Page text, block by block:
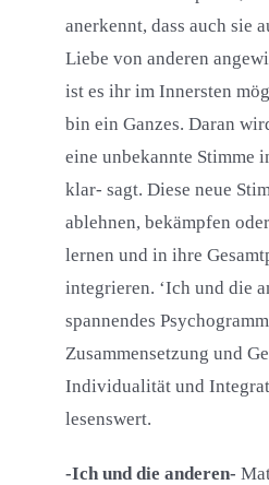
anerkennt, dass auch sie
Liebe von anderen
ist es ihr im Innersten
bin ein Ganzes. Daran
eine unbekannte Stimme
klar- sagt. Diese neue
ablehnen, bekämpfen
lernen und in ihre
integrieren. ‘Ich und die
spannendes
Zusammensetzung und
Individualität und
lesenswert.
-Ich und die anderen-